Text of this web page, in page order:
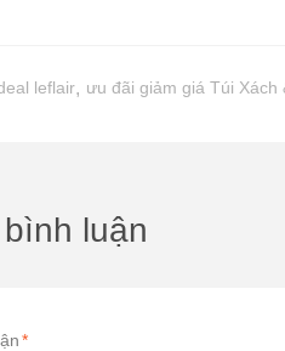
leflair, ưu đãi giảm giá Túi Xách
luận
*